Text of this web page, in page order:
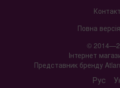
Повна
©
Інтернет
Представник бренду
Рус